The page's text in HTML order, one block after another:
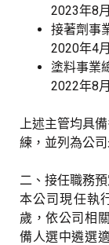
2023年8
接著劑事
2020年4
塗料事業
2022年8
上述主管均具
練，並列為公
二、接任職務
本公司現任執
歲，依公司相
備人選中遴選